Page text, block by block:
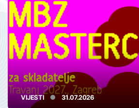
VIJESTI 31.07.2026